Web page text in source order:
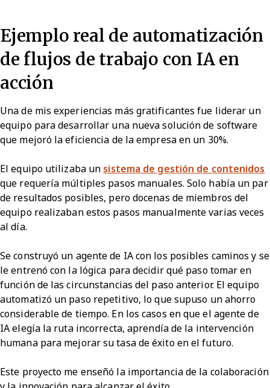
Ejemplo real de automatización
de flujos de trabajo con IA en
acción
Una de mis experiencias más gratificantes fue liderar un
equipo para desarrollar una nueva solución de software
que mejoró la eficiencia de la empresa en un 30%.
El equipo utilizaba un sistema de gestión de contenidos
que requería múltiples pasos manuales. Solo había un par
de resultados posibles, pero docenas de miembros del
equipo realizaban estos pasos manualmente varias veces
al día.
Se construyó un agente de IA con los posibles caminos y se
le entrenó con la lógica para decidir qué paso tomar en
función de las circunstancias del paso anterior. El equipo
automatizó un paso repetitivo, lo que supuso un ahorro
considerable de tiempo. En los casos en que el agente de
IA elegía la ruta incorrecta, aprendía de la intervención
humana para mejorar su tasa de éxito en el futuro.
Este proyecto me enseñó la importancia de la colaboración